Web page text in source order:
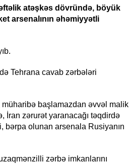
atəşkəs dövründə, böyük
arsenalının əhəmiyyətli
Tehrana cavab zərbələri
müharibə başlamazdan əvvəl malik
İran zərurət yaranacağı təqdirdə
bərpa olunan arsenala Rusiyanın
zərbə imkanlarını